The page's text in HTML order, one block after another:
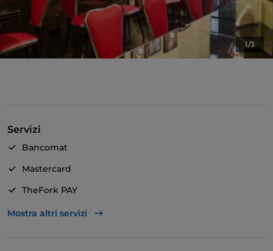
1/3
Servizi
Bancomat
Mastercard
TheFork PAY
Unionpay via TheFork PAY
Mostra altri servizi